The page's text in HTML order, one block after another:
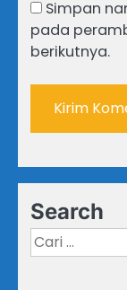
Simpan
pada
berikutnya.
Search
Cari
untuk: